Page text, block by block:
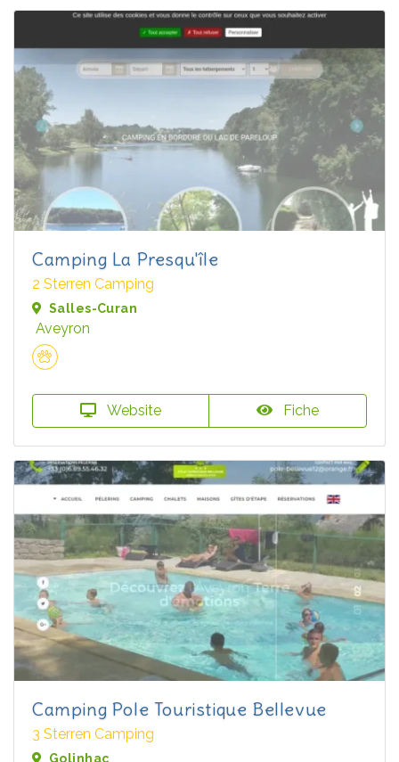
Camping La Presqu'île
2 Sterren Camping
Salles-Curan
Aveyron
Website Fiche
Camping Pole Touristique Bellevue
3 Sterren Camping
Golinhac